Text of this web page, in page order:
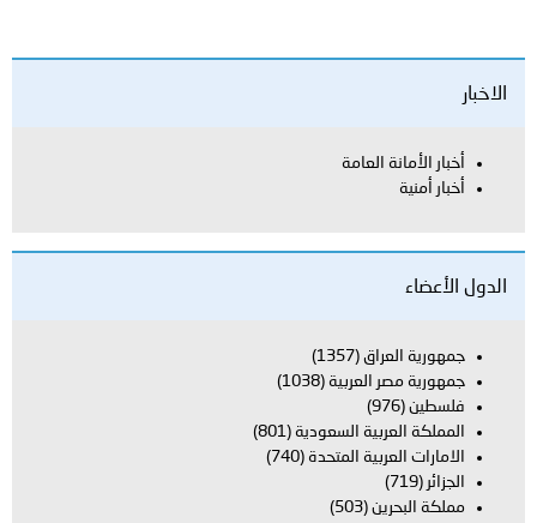
الاخبار
أخبار الأمانة العامة
أخبار أمنية
الدول الأعضاء
جمهورية العراق (1357)
جمهورية مصر العربية (1038)
فلسطين (976)
المملكة العربية السعودية (801)
الامارات العربية المتحدة (740)
الجزائر (719)
مملكة البحرين (503)